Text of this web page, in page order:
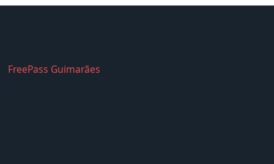
FreePass Guimarães